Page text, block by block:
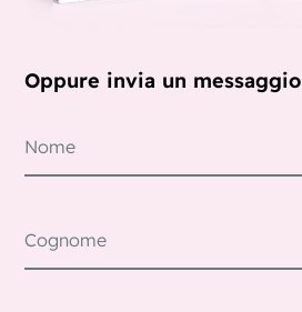
Oppure invia un messaggio